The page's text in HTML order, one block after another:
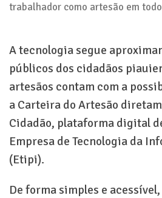
trabalhador como artesão em
A tecnologia segue
públicos dos cidadãos
artesãos contam com a
a Carteira do Artesão
Cidadão, plataforma digital
Empresa de Tecnologia da
(Etipi).
De forma simples e